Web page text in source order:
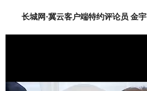
长城网·冀云客户端特约评论员 金宇